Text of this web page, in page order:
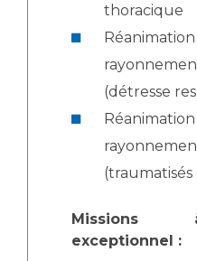
thoracique
(détresse
(traumatisés
Missions
exceptionnel :